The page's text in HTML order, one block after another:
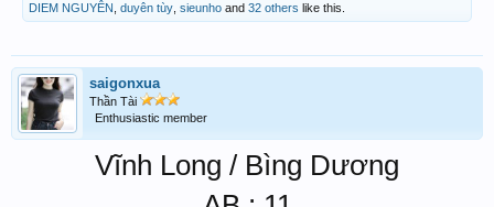
DIEM NGUYÊN duyên tùy sieunho and 32 others like this.
saigonxua
Thần Tài
Enthusiastic member
Vĩnh Long / Bìng Dương